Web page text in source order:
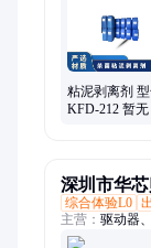
器、金属表面
透、通风系统
泥、烟气脱硫
粘泥剥离剂
KFD-212 暂无
深圳市华
综合体验L0
主营： 驱动器
频开关ic、仪